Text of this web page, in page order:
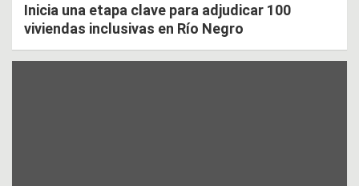
Inicia una etapa clave para adjudicar 100
viviendas inclusivas en Río Negro